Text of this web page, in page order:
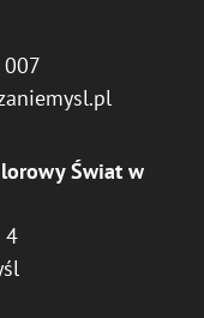
Świat w
4